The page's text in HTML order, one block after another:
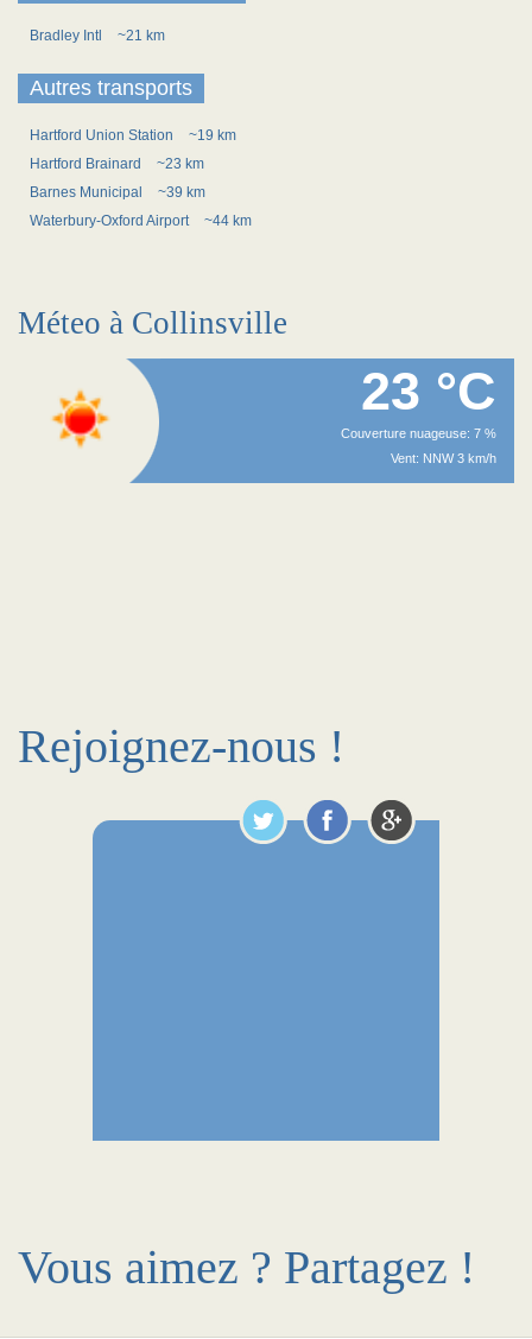
Bradley Intl ~21 km
Autres transports
Hartford Union Station
~19 km
Hartford Brainard
~23 km
Barnes Municipal
~39 km
Waterbury-Oxford Airport
~44 km
Méteo à Collinsville
23 °C
Couverture nuageuse: 7 %
Vent: NNW 3 km/h
Rejoignez-nous !
Vous aimez ? Partagez !